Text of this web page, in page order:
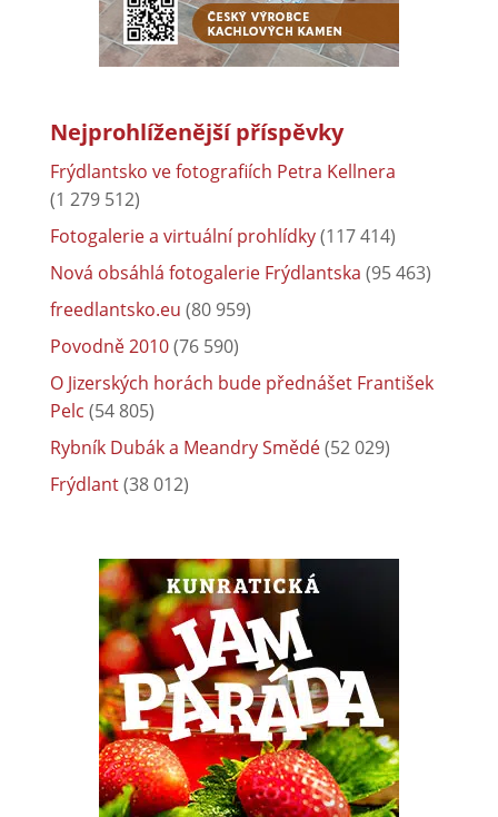
Nejprohlíženější příspěvky
Frýdlantsko ve fotografiích Petra Kellnera
(1 279 512)
Fotogalerie a virtuální prohlídky(117 414)
Nová obsáhlá fotogalerie Frýdlantska (95 463)
freedlantsko.eu (80 959)
Povodně 2010(76 590)
O Jizerských horách bude přednášet František
Pelc (54 805)
Rybník Dubák a Meandry Smědé(52 029)
Frýdlant(38 012)